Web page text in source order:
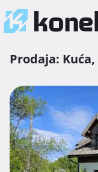
Prodaja: Kuća,